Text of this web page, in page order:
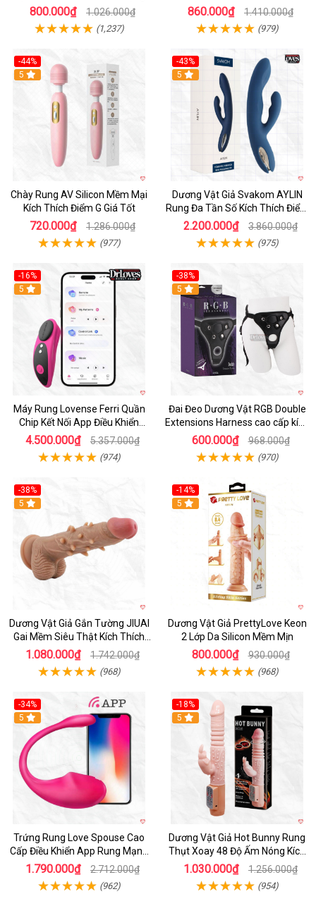
800.000₫ 1.026.000₫
(1,237)
Mẽ
860.000₫ 1.410.000₫
(979)
-44%
Hot
5
Chày Rung AV Silicon Mềm Mại
Kích Thích Điểm G Giá Tốt
720.000₫ 1.286.000₫
(977)
-43%
Hot
5
Dương Vật Giả Svakom AYLIN
Rung Đa Tần Số Kích Thích Điểm
G
2.200.000₫ 3.860.000₫
(975)
-16%
Hot
5
Máy Rung Lovense Ferri Quần
Chip Kết Nối App Điều Khiển
Thông Minh
4.500.000₫ 5.357.000₫
(974)
-38%
Hot
5
Đai Đeo Dương Vật RGB Double
Extensions Harness cao cấp kích
thích
600.000₫ 968.000₫
(970)
-38%
5
Dương Vật Giả Gắn Tường JIUAI
Gai Mềm Siêu Thật Kích Thích
Cực Đỉnh
1.080.000₫ 1.742.000₫
(968)
-14%
5
Dương Vật Giả PrettyLove Keon
2 Lớp Da Silicon Mềm Mịn
800.000₫ 930.000₫
(968)
-34%
5
Trứng Rung Love Spouse Cao
Cấp Điều Khiển App Rung Mạnh
Đa Chế Độ
1.790.000₫ 2.712.000₫
(962)
-18%
Hot
5
Dương Vật Giả Hot Bunny Rung
Thụt Xoay 48 Độ Ấm Nóng Kích
Thích
1.030.000₫ 1.256.000₫
(954)